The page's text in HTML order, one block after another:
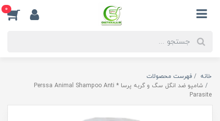
0
خانه
فهرست محصولات
شامپو ضد انگل سگ و گربه پرسا * Perssa Animal Shampoo Anti
Parasite